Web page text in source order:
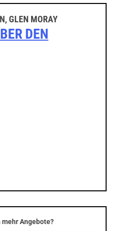
GLEN MORAY
DEN
mehr Angebote?